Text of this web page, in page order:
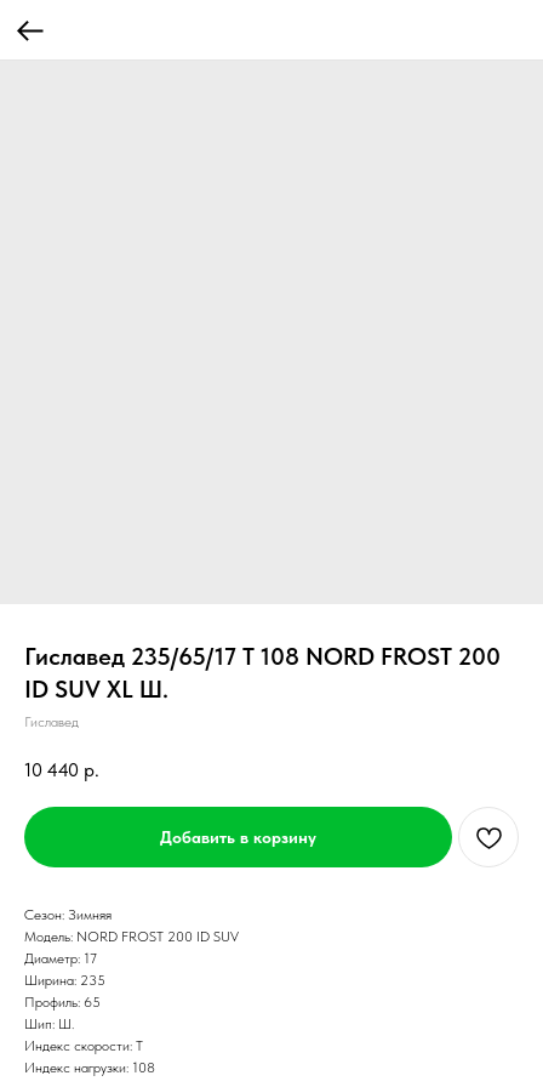
Гиславед 235/65/17 T 108 NORD FROST 200
ID SUV XL Ш.
Гиславед
10 440 р.
Добавить в корзину
Сезон: Зимняя
Модель: NORD FROST 200 ID SUV
Диаметр: 17
Ширина: 235
Профиль: 65
Шип: Ш.
Индекс скорости: T
Индекс нагрузки: 108